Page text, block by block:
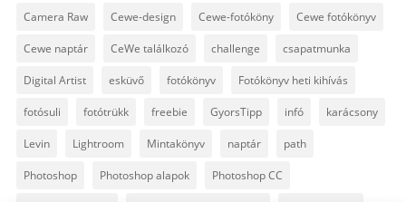
Camera Raw Cewe-design Cewe-fotóköny Cewe fotókönyv
Cewe naptár CeWe találkozó challenge csapatmunka
Digital Artist esküvő fotókönyv Fotókönyv heti kihívás
fotósuli fotótrükk freebie GyorsTipp infó karácsony
Levin Lightroom Mintakönyv naptár path
Photoshop Photoshop alapok Photoshop CC